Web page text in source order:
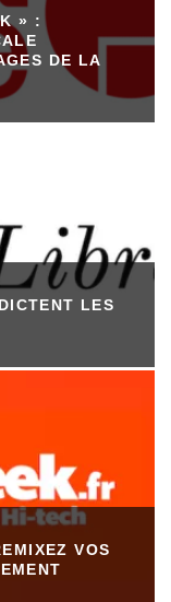
» :
DE LA
LES
VOS